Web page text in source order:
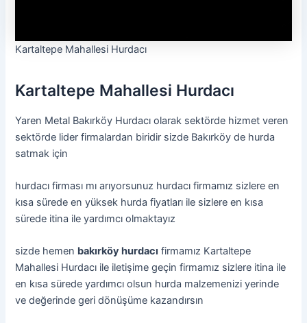
Kartaltepe Mahallesi Hurdacı
Kartaltepe Mahallesi Hurdacı
Yaren Metal Bakırköy Hurdacı olarak sektörde hizmet veren
sektörde lider firmalardan biridir sizde Bakırköy de hurda
satmak için
hurdacı firması mı arıyorsunuz hurdacı firmamız sizlere en
kısa sürede en yüksek hurda fiyatları ile sizlere en kısa
sürede itina ile yardımcı olmaktayız
sizde hemen bakırköy hurdacı firmamız Kartaltepe
Mahallesi Hurdacı ile iletişime geçin firmamız sizlere itina ile
en kısa sürede yardımcı olsun hurda malzemenizi yerinde
ve değerinde geri dönüşüme kazandırsın